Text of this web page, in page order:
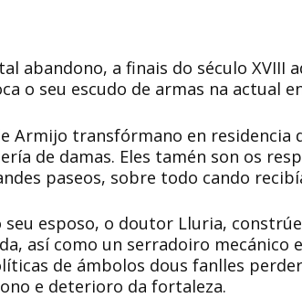
abandono, a finais do século
o seu escudo de armas na actual
Armijo transfórmano en
de damas. Eles tamén son os
paseos, sobre todo cando
seu esposo, o doutor Lluria,
así como un serradoiro
de ámbolos dous fanlles
e deterioro da fortaleza.